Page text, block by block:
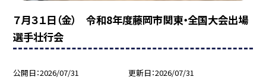
７月３１日（金） 令和8年度藤岡市関東・全国大会出場
選手壮行会
公開日 2026/07/31 更新日 2026/07/31